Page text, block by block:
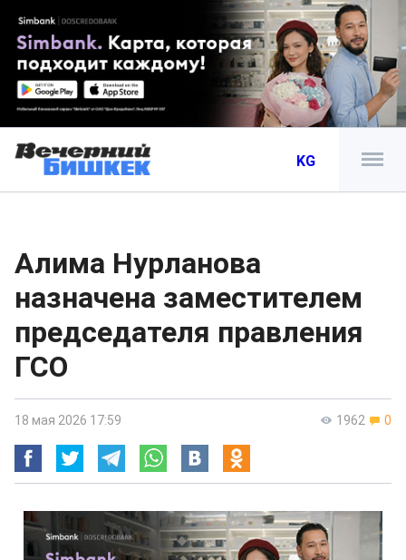
KG
Алима Нурланова
назначена заместителем
председателя правления
ГСО
1962 0
18 мая 2026 17:59